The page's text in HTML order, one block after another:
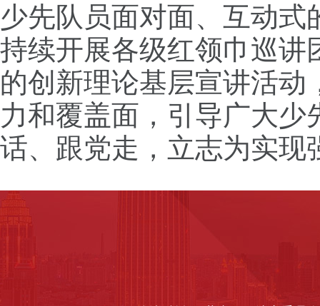
少先队员面对面、互动
持续开展各级红领巾巡讲
的创新理论基层宣讲活
力和覆盖面，引导广大
话、跟党走，立志为实现